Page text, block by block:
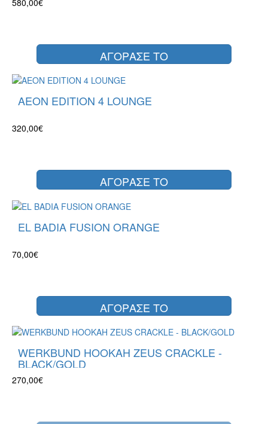
ΑΓΟΡΑΣΕ ΤΟ
AEON EDITION 4 LOUNGE
320,00€
ΑΓΟΡΑΣΕ ΤΟ
EL BADIA FUSION ORANGE
70,00€
ΑΓΟΡΑΣΕ ΤΟ
WERKBUND HOOKAH ZEUS CRACKLE -
BLACK/GOLD
270,00€